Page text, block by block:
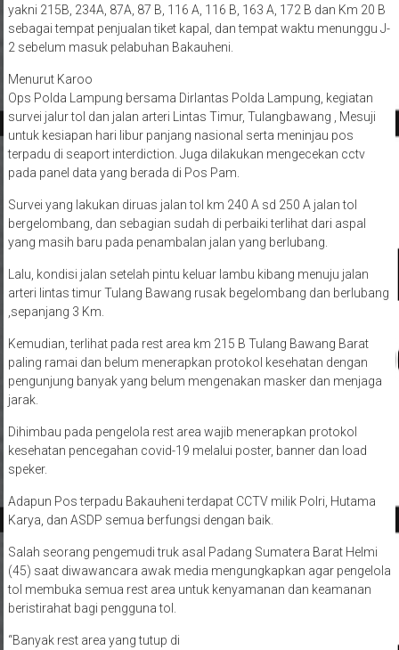
yakni 215B, 234A, 87A, 87 B, 116 A, 116 B, 163 A, 172 B dan Km 20 B
sebagai tempat penjualan tiket kapal, dan tempat waktu menunggu J-
2 sebelum masuk pelabuhan Bakauheni.
Menurut Karoo
Ops Polda Lampung bersama Dirlantas Polda Lampung, kegiatan
survei jalur tol dan jalan arteri Lintas Timur, Tulangbawang , Mesuji
untuk kesiapan hari libur panjang nasional serta meninjau pos
terpadu di seaport interdiction. Juga dilakukan mengecekan cctv
pada panel data yang berada di Pos Pam.
Survei yang lakukan diruas jalan tol km 240 A sd 250 A jalan tol
bergelombang, dan sebagian sudah di perbaiki terlihat dari aspal
yang masih baru pada penambalan jalan yang berlubang.
Lalu, kondisi jalan setelah pintu keluar lambu kibang menuju jalan
arteri lintas timur Tulang Bawang rusak begelombang dan berlubang
,sepanjang 3 Km.
Kemudian, terlihat pada rest area km 215 B Tulang Bawang Barat
paling ramai dan belum menerapkan protokol kesehatan dengan
pengunjung banyak yang belum mengenakan masker dan menjaga
jarak.
Dihimbau pada pengelola rest area wajib menerapkan protokol
kesehatan pencegahan covid-19 melalui poster, banner dan load
speker.
Adapun Pos terpadu Bakauheni terdapat CCTV milik Polri, Hutama
Karya, dan ASDP semua berfungsi dengan baik.
Salah seorang pengemudi truk asal Padang Sumatera Barat Helmi
(45) saat diwawancara awak media mengungkapkan agar pengelola
tol membuka semua rest area untuk kenyamanan dan keamanan
beristirahat bagi pengguna tol.
“Banyak rest area yang tutup di